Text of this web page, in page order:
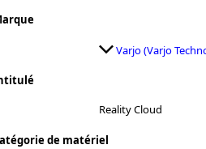
Varjo (Varjo
Reality Cloud
de matériel